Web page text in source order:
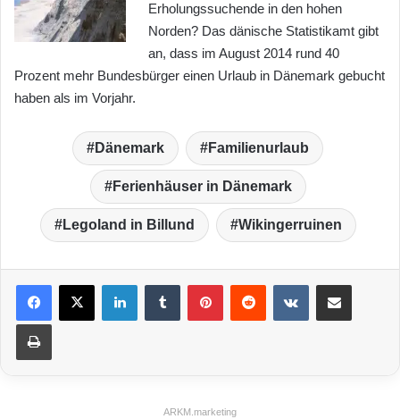
Erholungssuchende in den hohen
Norden? Das dänische Statistikamt gibt
an, dass im August 2014 rund 40
Prozent mehr Bundesbürger einen Urlaub in Dänemark gebucht
haben als im Vorjahr.
Dänemark Familienurlaub
Ferienhäuser in Dänemark
Legoland in Billund Wikingerruinen
ARKM.marketing